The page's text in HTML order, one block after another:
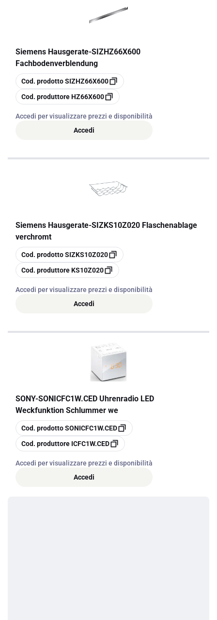
Siemens Hausgerate-SIZHZ66X600
Fachbodenverblendung
copia
Cod. prodottoSIZHZ66X600
copia
Cod. produttoreHZ66X600
Accedi per visualizzare prezzi e disponibilità
Accedi
Siemens Hausgerate-SIZKS10Z020 Flaschenablage
verchromt
copia
Cod. prodottoSIZKS10Z020
copia
Cod. produttoreKS10Z020
Accedi per visualizzare prezzi e disponibilità
Accedi
SONY-SONICFC1W.CED Uhrenradio LED
Weckfunktion Schlummer we
copia
Cod. prodottoSONICFC1W.CED
copia
Cod. produttore ICFC1W.CED
Accedi per visualizzare prezzi e disponibilità
Accedi